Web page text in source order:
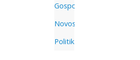
Gospodarstvo
Novosti
Politika